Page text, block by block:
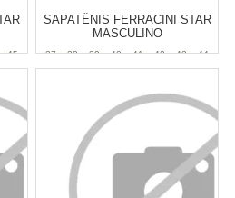
45
SAPATÊNIS FERRACINI STAR
MASCULINO
37 38 39 40 41 42 43
44
Varejo: R$ 329,90
Atacado: R$
de
Cat: MASCULINO
COMPRAR